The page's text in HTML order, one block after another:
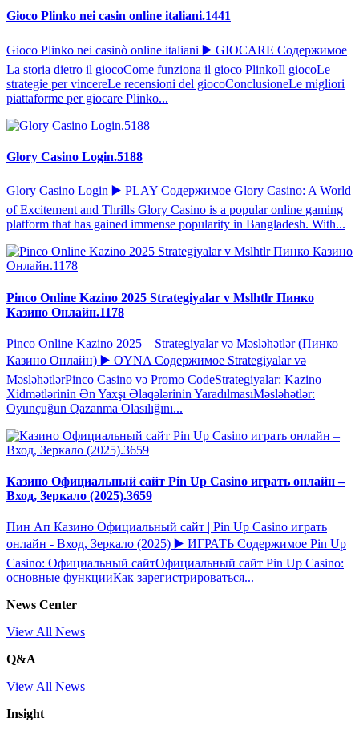
Gioco Plinko nei casin online italiani.1441
Gioco Plinko nei casinò online italiani ▶️ GIOCARE Содержимое
La storia dietro il giocoCome funziona il gioco PlinkoIl giocoLe
strategie per vincereLe recensioni del giocoConclusioneLe migliori
piattaforme per giocare Plinko...
Glory Casino Login.5188
Glory Casino Login ▶️ PLAY Содержимое Glory Casino: A World
of Excitement and Thrills Glory Casino is a popular online gaming
platform that has gained immense popularity in Bangladesh. With...
Pinco Online Kazino 2025 Strategiyalar v Mslhtlr Пинко
Казино Онлайн.1178
Pinco Online Kazino 2025 – Strategiyalar və Məsləhətlər (Пинко
Казино Онлайн) ▶️ OYNA Содержимое Strategiyalar və
MəsləhətlərPinco Casino və Promo CodeStrategiyalar: Kazino
Xidmətlərinin Ən Yaxşı Əlaqələrinin YaradılmasıMəsləhətlər:
Oyunçuğun Qazanma Olasılığını...
Казино Официальный сайт Pin Up Casino играть онлайн –
Вход, Зеркало (2025).3659
Пин Ап Казино Официальный сайт | Pin Up Casino играть
онлайн - Вход, Зеркало (2025) ▶️ ИГРАТЬ Содержимое Pin Up
Casino: Официальный сайтОфициальный сайт Pin Up Casino:
основные функцииКак зарегистрироваться...
News Center
View All News
Q&A
View All News
Insight